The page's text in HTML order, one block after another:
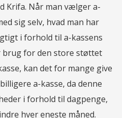
Krifa. Når man vælger a-
sig selv, hvad man har
i forhold til a-kassens
brug for den store støttet
kan det for mange give
a-kasse, da denne
i forhold til dagpenge,
hver eneste måned.